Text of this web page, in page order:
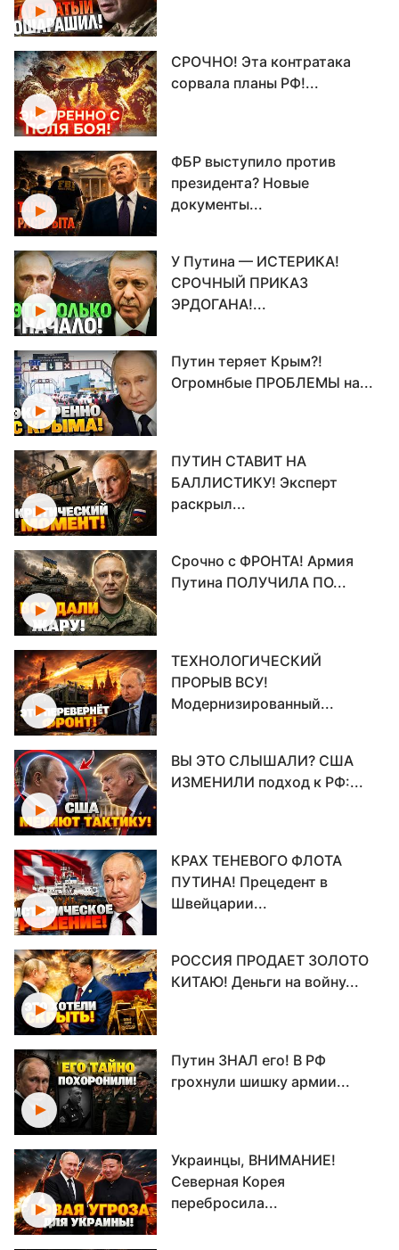
СРОЧНО! Эта контратака
сорвала планы РФ!...
ФБР выступило против
президента? Новые
документы...
У Путина — ИСТЕРИКА!
СРОЧНЫЙ ПРИКАЗ
ЭРДОГАНА!...
Путин теряет Крым?!
Огромнбые ПРОБЛЕМЫ на...
ПУТИН СТАВИТ НА
БАЛЛИСТИКУ! Эксперт
раскрыл...
Срочно с ФРОНТА! Армия
Путина ПОЛУЧИЛА ПО...
ТЕХНОЛОГИЧЕСКИЙ
ПРОРЫВ ВСУ!
Модернизированный...
ВЫ ЭТО СЛЫШАЛИ? США
ИЗМЕНИЛИ подход к РФ:...
КРАХ ТЕНЕВОГО ФЛОТА
ПУТИНА! Прецедент в
Швейцарии...
РОССИЯ ПРОДАЕТ ЗОЛОТО
КИТАЮ! Деньги на войну...
Путин ЗНАЛ его! В РФ
грохнули шишку армии...
Украинцы, ВНИМАНИЕ!
Северная Корея
перебросила...